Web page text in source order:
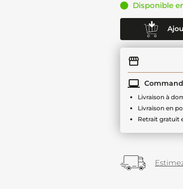
Disponible
Livraison à
Livraison en
Retrait gratuit